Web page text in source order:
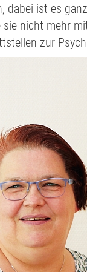
dabei ist es
nicht mehr
zur